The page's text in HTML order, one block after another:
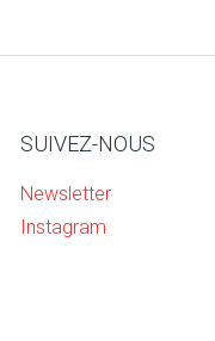
SUIVEZ-NOUS
Newsletter
Instagram